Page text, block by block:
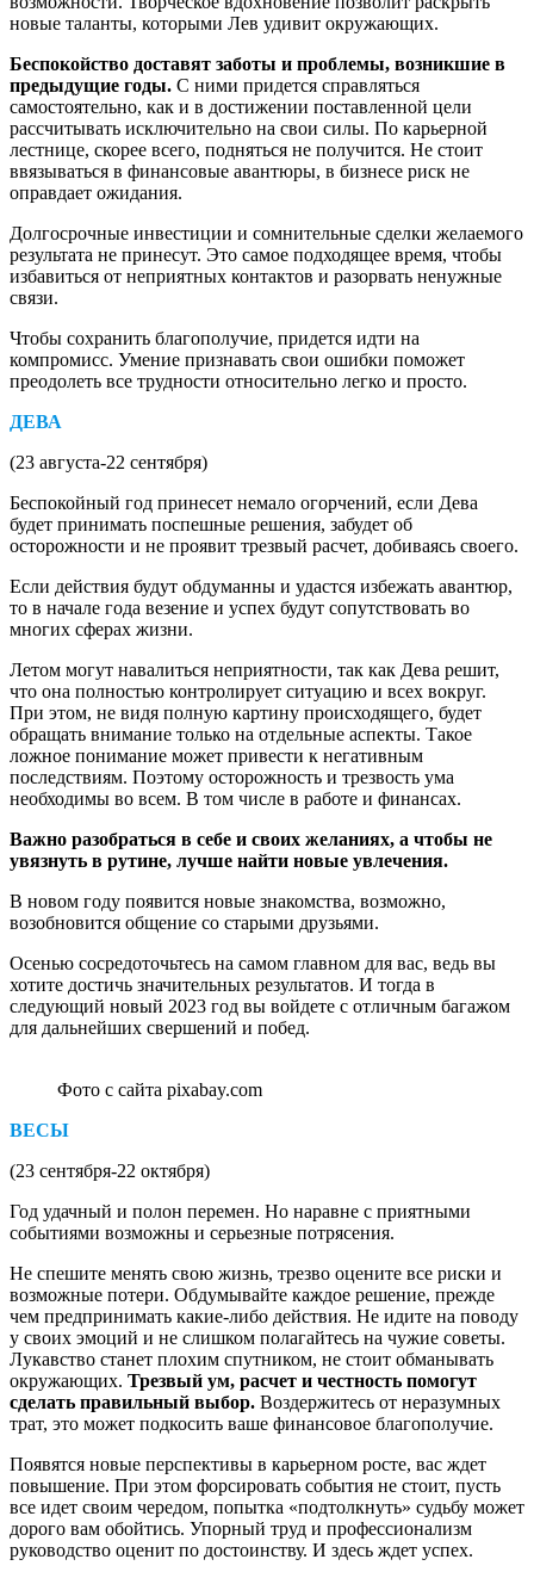
новые таланты, которыми Лев удивит окружающих.
Беспокойство доставят заботы и проблемы, возникшие в
предыдущие годы. С ними придется справляться
самостоятельно, как и в достижении поставленной цели
рассчитывать исключительно на свои силы. По карьерной
лестнице, скорее всего, подняться не получится. Не стоит
ввязываться в финансовые авантюры, в бизнесе риск не
оправдает ожидания.
Долгосрочные инвестиции и сомнительные сделки желаемого
результата не принесут. Это самое подходящее время, чтобы
избавиться от неприятных контактов и разорвать ненужные
связи.
Чтобы сохранить благополучие, придется идти на
компромисс. Умение признавать свои ошибки поможет
преодолеть все трудности относительно легко и просто.
ДЕВА
(23 августа-22 сентября)
Беспокойный год принесет немало огорчений, если Дева
будет принимать поспешные решения, забудет об
осторожности и не проявит трезвый расчет, добиваясь своего.
Если действия будут обдуманны и удастся избежать авантюр,
то в начале года везение и успех будут сопутствовать во
многих сферах жизни.
Летом могут навалиться неприятности, так как Дева решит,
что она полностью контролирует ситуацию и всех вокруг.
При этом, не видя полную картину происходящего, будет
обращать внимание только на отдельные аспекты. Такое
ложное понимание может привести к негативным
последствиям. Поэтому осторожность и трезвость ума
необходимы во всем. В том числе в работе и финансах.
Важно разобраться в себе и своих желаниях, а чтобы не
увязнуть в рутине, лучше найти новые увлечения.
В новом году появится новые знакомства, возможно,
возобновится общение со старыми друзьями.
Осенью сосредоточьтесь на самом главном для вас, ведь вы
хотите достичь значительных результатов. И тогда в
следующий новый 2023 год вы войдете с отличным багажом
для дальнейших свершений и побед.
Фото с сайта pixabay.com
ВЕСЫ
(23 сентября-22 октября)
Год удачный и полон перемен. Но наравне с приятными
событиями возможны и серьезные потрясения.
Не спешите менять свою жизнь, трезво оцените все риски и
возможные потери. Обдумывайте каждое решение, прежде
чем предпринимать какие-либо действия. Не идите на поводу
у своих эмоций и не слишком полагайтесь на чужие советы.
Лукавство станет плохим спутником, не стоит обманывать
окружающих. Трезвый ум, расчет и честность помогут
сделать правильный выбор. Воздержитесь от неразумных
трат, это может подкосить ваше финансовое благополучие.
Появятся новые перспективы в карьерном росте, вас ждет
повышение. При этом форсировать события не стоит, пусть
все идет своим чередом, попытка «подтолкнуть» судьбу может
дорого вам обойтись. Упорный труд и профессионализм
руководство оценит по достоинству. И здесь ждет успех.